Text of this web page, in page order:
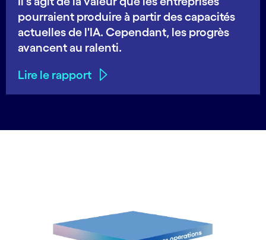
pourraient produire à partir des capacités
actuelles de l'IA. Cependant, les progrès
avancent au ralenti.
Lire le rapport